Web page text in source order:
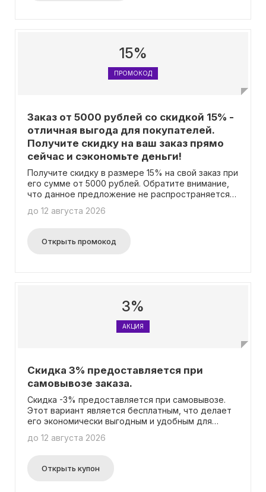
15%
ПРОМОКОД
Заказ от 5000 рублей со скидкой 15% -
отличная выгода для покупателей.
Получите скидку на ваш заказ прямо
сейчас и сэкономьте деньги!
Получите скидку в размере 15% на свой заказ при
его сумме от 5000 рублей. Обратите внимание,
что данное предложение не распространяется
CESAR, FELIX, FRISKIES, CHAPPI, KITEKAT, NATURE'S
SHEBA, WHISKAS, MAGNET AND STEEL, CATSAN,
БАРСИК, 3ООНИК, ГУРМЭ, и Pro Plan. Бонусные
акционными предложениями.
до 12 августа 2026
Открыть промокод
3%
АКЦИЯ
Скидка 3% предоставляется при
самовывозе заказа.
Скидка -3% предоставляется при самовывозе.
Этот вариант является бесплатным, что делает
его экономически выгодным и удобным для
товаров в выбранном магазине. Это отличный
и ждать доставку.
до 12 августа 2026
Открыть купон